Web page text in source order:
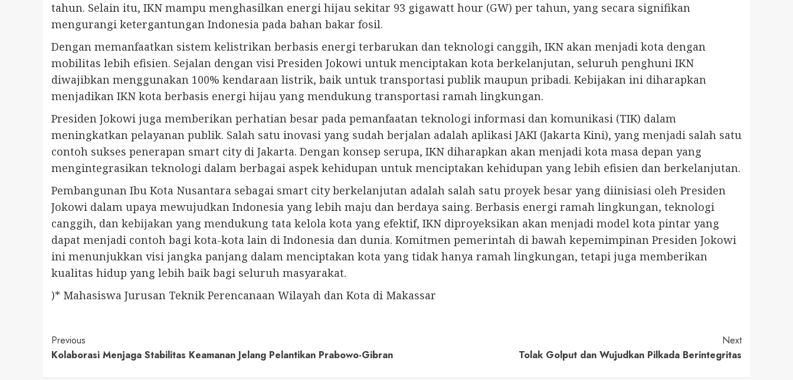
tahun. Selain itu, IKN mampu menghasilkan energi hijau sekitar 93 gigawatt hour (GW) per tahun, yang secara signifikan
mengurangi ketergantungan Indonesia pada bahan bakar fosil.
Dengan memanfaatkan sistem kelistrikan berbasis energi terbarukan dan teknologi canggih, IKN akan menjadi kota dengan
mobilitas lebih efisien. Sejalan dengan visi Presiden Jokowi untuk menciptakan kota berkelanjutan, seluruh penghuni IKN
diwajibkan menggunakan 100% kendaraan listrik, baik untuk transportasi publik maupun pribadi. Kebijakan ini diharapkan
menjadikan IKN kota berbasis energi hijau yang mendukung transportasi ramah lingkungan.
Presiden Jokowi juga memberikan perhatian besar pada pemanfaatan teknologi informasi dan komunikasi (TIK) dalam
meningkatkan pelayanan publik. Salah satu inovasi yang sudah berjalan adalah aplikasi JAKI (Jakarta Kini), yang menjadi salah satu
contoh sukses penerapan smart city di Jakarta. Dengan konsep serupa, IKN diharapkan akan menjadi kota masa depan yang
mengintegrasikan teknologi dalam berbagai aspek kehidupan untuk menciptakan kehidupan yang lebih efisien dan berkelanjutan.
Pembangunan Ibu Kota Nusantara sebagai smart city berkelanjutan adalah salah satu proyek besar yang diinisiasi oleh Presiden
Jokowi dalam upaya mewujudkan Indonesia yang lebih maju dan berdaya saing. Berbasis energi ramah lingkungan, teknologi
canggih, dan kebijakan yang mendukung tata kelola kota yang efektif, IKN diproyeksikan akan menjadi model kota pintar yang
dapat menjadi contoh bagi kota-kota lain di Indonesia dan dunia. Komitmen pemerintah di bawah kepemimpinan Presiden Jokowi
ini menunjukkan visi jangka panjang dalam menciptakan kota yang tidak hanya ramah lingkungan, tetapi juga memberikan
kualitas hidup yang lebih baik bagi seluruh masyarakat.
)* Mahasiswa Jurusan Teknik Perencanaan Wilayah dan Kota di Makassar
Continue
Reading
Previous
Kolaborasi Menjaga Stabilitas Keamanan Jelang Pelantikan Prabowo-Gibran
Next
Tolak Golput dan Wujudkan Pilkada Berintegritas